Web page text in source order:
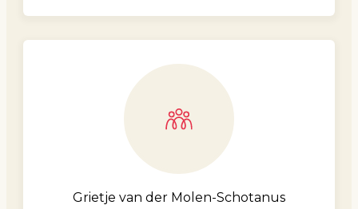
Grietje van der Molen-Schotanus